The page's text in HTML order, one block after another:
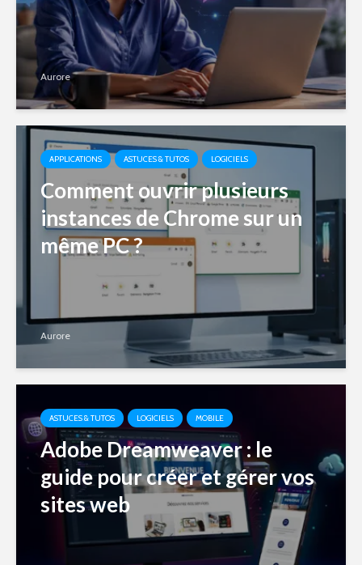
Aurore
APPLICATIONS ASTUCES & TUTOS LOGICIELS
Comment ouvrir plusieurs
instances de Chrome sur un
même PC ?
Aurore
ASTUCES & TUTOS LOGICIELS MOBILE
Adobe Dreamweaver : le
guide pour créer et gérer vos
sites web